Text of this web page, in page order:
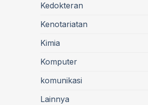
Kedokteran
Kenotariatan
Kimia
Komputer
komunikasi
Lainnya